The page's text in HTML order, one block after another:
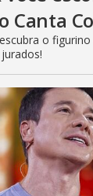
Canta
o